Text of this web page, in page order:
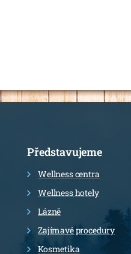
Představujeme
Wellness centra
Wellness hotely
Lázně
Zajímavé procedury
Kosmetika